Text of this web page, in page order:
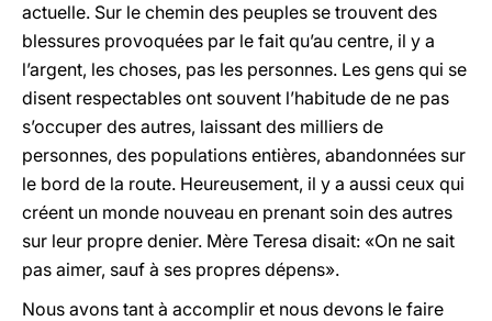
actuelle. Sur le chemin des peuples se trouvent des
blessures provoquées par le fait qu’au centre, il y a
l’argent, les choses, pas les personnes. Les gens qui se
disent respectables ont souvent l’habitude de ne pas
s’occuper des autres, laissant des milliers de
personnes, des populations entières, abandonnées sur
le bord de la route. Heureusement, il y a aussi ceux qui
créent un monde nouveau en prenant soin des autres
sur leur propre denier. Mère Teresa disait: «On ne sait
pas aimer, sauf à ses propres dépens».
Nous avons tant à accomplir et nous devons le faire